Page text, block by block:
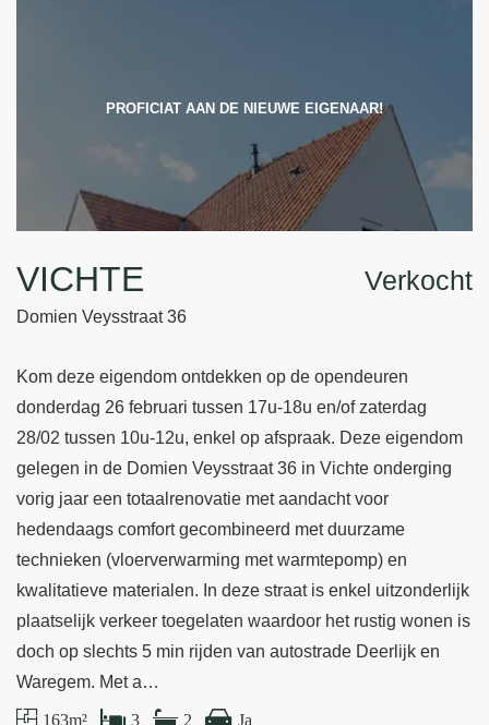
PROFICIAT AAN DE NIEUWE EIGENAAR!
VICHTE
Domien Veysstraat 36
Verkocht
Kom deze eigendom ontdekken op de opendeuren
donderdag 26 februari tussen 17u-18u en/of zaterdag
28/02 tussen 10u-12u, enkel op afspraak. Deze eigendom
gelegen in de Domien Veysstraat 36 in Vichte onderging
vorig jaar een totaalrenovatie met aandacht voor
hedendaags comfort gecombineerd met duurzame
technieken (vloerverwarming met warmtepomp) en
kwalitatieve materialen. In deze straat is enkel uitzonderlijk
plaatselijk verkeer toegelaten waardoor het rustig wonen is
doch op slechts 5 min rijden van autostrade Deerlijk en
Waregem. Met a…
163 m² 3 2 Ja